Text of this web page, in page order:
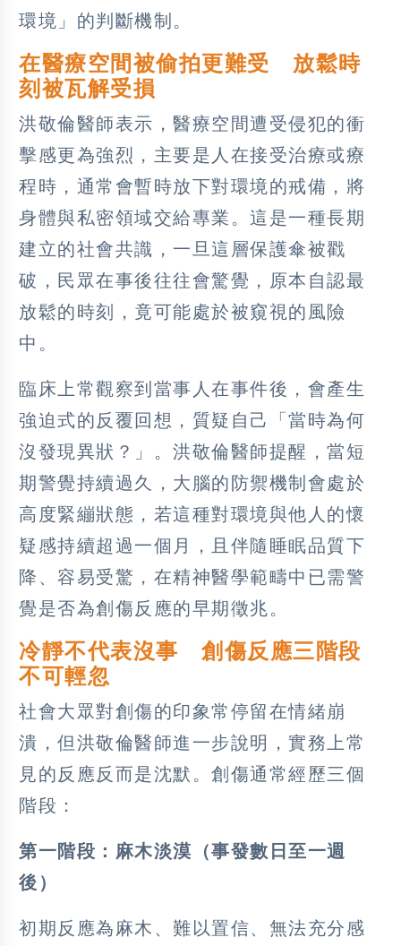
環境」的判斷機制。
在醫療空間被偷拍更難受 放鬆時
刻被瓦解受損
洪敬倫醫師表示，醫療空間遭受侵犯的衝
擊感更為強烈，主要是人在接受治療或療
程時，通常會暫時放下對環境的戒備，將
身體與私密領域交給專業。這是一種長期
建立的社會共識，一旦這層保護傘被戳
破，民眾在事後往往會驚覺，原本自認最
放鬆的時刻，竟可能處於被窺視的風險
中。
臨床上常觀察到當事人在事件後，會產生
強迫式的反覆回想，質疑自己「當時為何
沒發現異狀？」。洪敬倫醫師提醒，當短
期警覺持續過久，大腦的防禦機制會處於
高度緊繃狀態，若這種對環境與他人的懷
疑感持續超過一個月，且伴隨睡眠品質下
降、容易受驚，在精神醫學範疇中已需警
覺是否為創傷反應的早期徵兆。
冷靜不代表沒事 創傷反應三階段
不可輕忽
社會大眾對創傷的印象常停留在情緒崩
潰，但洪敬倫醫師進一步說明，實務上常
見的反應反而是沈默。創傷通常經歷三個
階段：
第一階段：麻木淡漠（事發數日至一週
後）
初期反應為麻木、難以置信、無法充分感